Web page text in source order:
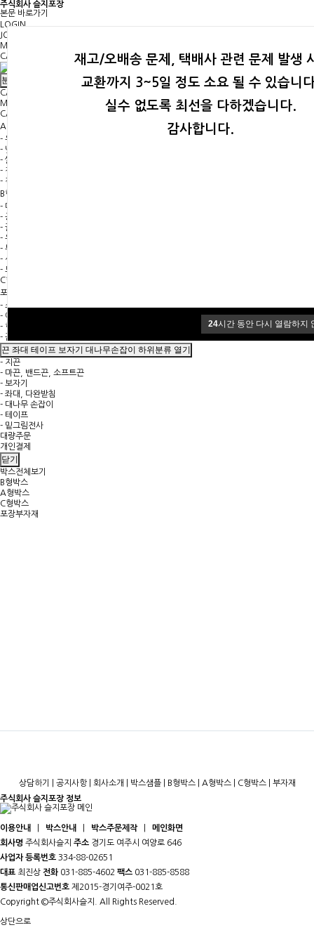
주식회사 슬지포장
본문 바로가기
재고/오배송 문제, 택배사 관련 문제 발생
교환까지 3~5일 정도 소요 될 수 있습니
실수 없도록 최선을 다하겠습니다.
감사합니다.
24시간 동안 다시 열람하지
LOGIN
JOIN
MY PAGE
CART
분류
CATEGORY
MY PAGE
CART
A형박스
- 우체국박스
- 낮은 택배용 박스
- 쌀독,지통,병마개박스,간지
- 정사각형 택배용 박스
- 직사각형 택배용 박스
B형박스
- 머그,끈머그,라떼잔,다기잔,혼잔
- 공기,대접,냉면기,나물기,라면기,탕기,뚝배기
- 꿀,난분,유골함,소품,수저받침,재떨이
- 유리컵,물컵,필통,꽃병,소주잔,소주병,와인병
- 부페접시(B/C형),직사각접시,타원,생선접시
- 선물용,찬기,물레체험 등 끈박스
- 도자기 세트박스(C형)
C형박스
포장부자재
- 쇼핑백 비닐백 팬시봉투 스티커
- 에어캡 피이 랩
- 한지 화지 나염지 신문지 포장지
- 끈 좌대 테이프 보자기 대나무손잡이
끈 좌대 테이프 보자기 대나무손잡이 하위분류 열기
- 지끈
- 마끈, 밴드끈, 소프트끈
- 보자기
- 좌대, 다완받침
- 대나무 손잡이
- 테이프
- 밑그림전사
대량주문
개인결제
닫기
박스전체보기
B형박스
A형박스
C형박스
포장부자재
상담하기 공지사항| 회사소개 박스샘플| B형박스| A형박스| C형박스| 부자재
주식회사 슬지포장 정보
이용안내 박스안내 박스주문제작| 메인화면
회사명 주식회사슬지 주소 경기도 여주시 여양로 646
사업자 등록번호 334-88-02651
대표 최진상 전화 031-885-4602 팩스 031-885-8588
통신판매업신고번호 제2015-경기여주-0021호
Copyright ©주식회사슬지. All Rights Reserved.
상단으로